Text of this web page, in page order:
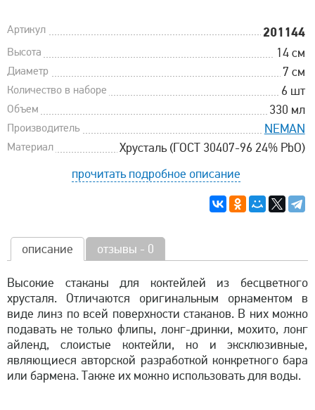
Артикул 201144
Высота 14 см
Диаметр 7 см
Количество в наборе 6 шт
Объем 330 мл
Производитель NEMAN
Материал
Хрусталь (ГОСТ 30407-96 24% PbO)
прочитать подробное описание
описание отзывы - 0
Высокие стаканы для коктейлей из бесцветного
хрусталя. Отличаются оригинальным орнаментом в
виде линз по всей поверхности стаканов. В них можно
подавать не только флипы, лонг-дринки, мохито, лонг
айленд, слоистые коктейли, но и эксклюзивные,
являющиеся авторской разработкой конкретного бара
или бармена. Также их можно использовать для воды.